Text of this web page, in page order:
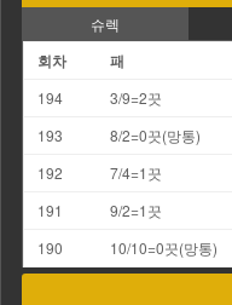
슈렉
회차 패
194 3/9=2끗
193
8/2=0끗(망통)
192
7/4=1끗
191
9/2=1끗
190
10/10=0끗(망통)